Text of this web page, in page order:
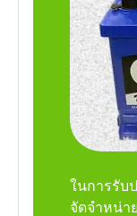
ในการรับ
จัดจำหน่า